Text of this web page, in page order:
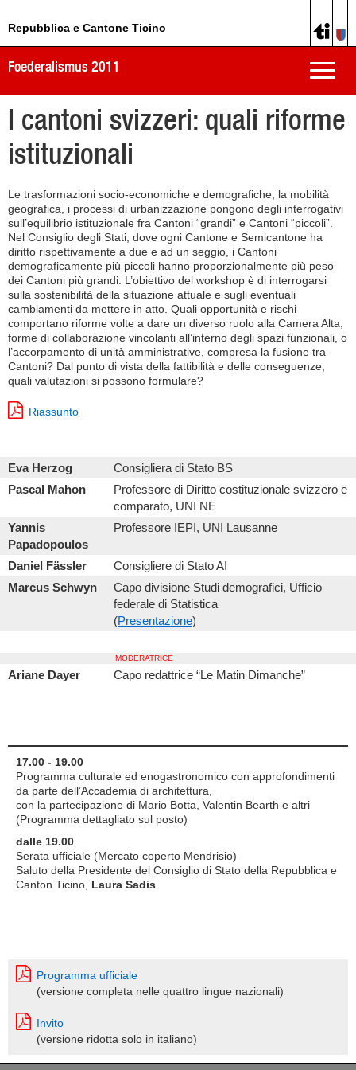
Repubblica e Cantone Ticino
Toggle
Foederalismus 2011
I cantoni svizzeri: quali riforme
istituzionali
Le trasformazioni socio-economiche e demografiche, la mobilità
geografica, i processi di urbanizzazione pongono degli interrogativi
sull’equilibrio istituzionale fra Cantoni “grandi” e Cantoni “piccoli”.
Nel Consiglio degli Stati, dove ogni Cantone e Semicantone ha
diritto rispettivamente a due e ad un seggio, i Cantoni
demograficamente più piccoli hanno proporzionalmente più peso
dei Cantoni più grandi. L’obiettivo del workshop è di interrogarsi
sulla sostenibilità della situazione attuale e sugli eventuali
cambiamenti da mettere in atto. Quali opportunità e rischi
comportano riforme volte a dare un diverso ruolo alla Camera Alta,
forme di collaborazione vincolanti all’interno degli spazi funzionali, o
l’accorpamento di unità amministrative, compresa la fusione tra
Cantoni? Dal punto di vista della fattibilità e delle conseguenze,
quali valutazioni si possono formulare?
Riassunto
Eva Herzog
Consigliera di Stato BS
Pascal Mahon
Professore di Diritto costituzionale svizzero e
comparato, UNI NE
Yannis
Papadopoulos
Professore IEPI, UNI Lausanne
Daniel Fässler
Consigliere di Stato AI
Marcus Schwyn
Capo divisione Studi demografici, Ufficio
federale di Statistica
(Presentazione)
MODERATRICE
Ariane Dayer Capo redattrice “Le Matin Dimanche”
17.00 - 19.00
Programma culturale ed enogastronomico con approfondimenti
da parte dell’Accademia di architettura,
con la partecipazione di Mario Botta, Valentin Bearth e altri
(Programma dettagliato sul posto)
dalle 19.00
Serata ufficiale (Mercato coperto Mendrisio)
Saluto della Presidente del Consiglio di Stato della Repubblica e
Canton Ticino, Laura Sadis
Programma ufficiale
(versione completa nelle quattro lingue nazionali)
Invito
(versione ridotta solo in italiano)